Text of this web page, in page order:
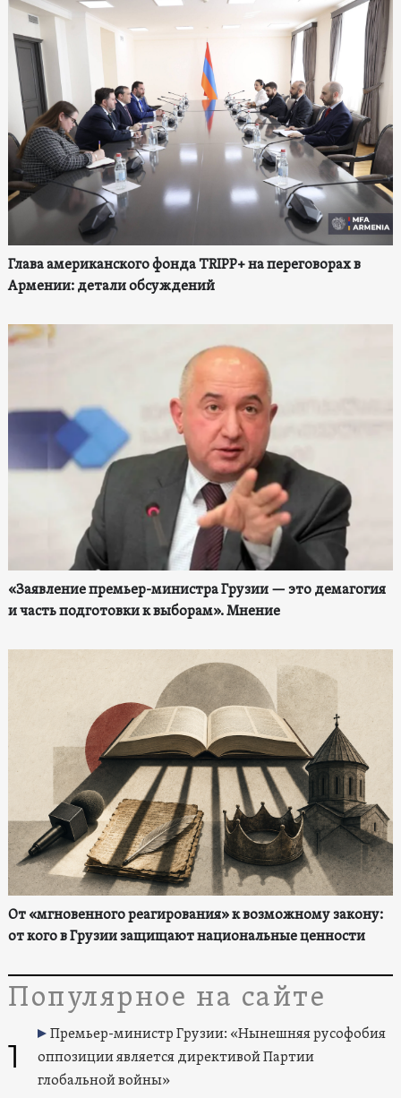
Глава американского фонда TRIPP+ на переговорах в
Армении: детали обсуждений
«Заявление премьер-министра Грузии — это демагогия
и часть подготовки к выборам». Мнение
От «мгновенного реагирования» к возможному закону:
от кого в Грузии защищают национальные ценности
Популярное на сайте
1
Премьер-министр Грузии: «Нынешняя русофобия
оппозиции является директивой Партии
глобальной войны»